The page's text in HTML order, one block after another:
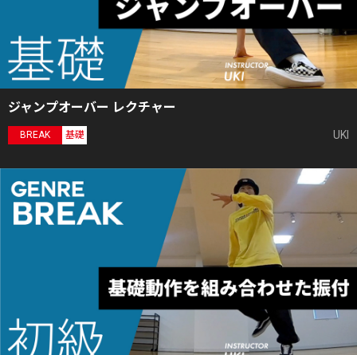
ジャンプオーバー レクチャー
BREAK 基礎 UKI